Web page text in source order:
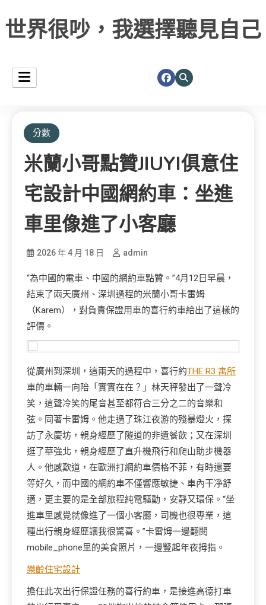
世界很吵，我選擇聽見自己
分數
米蘭小哥點贊JIUYI俱意住
宅設計中國網約車：坐進
車里像進了小客廳
2026 年 4 月 18 日 admin
“為中國的電車、中國的網約車點贊。”4月12日早晨，
結束了兩天廣州、深圳過程的米蘭小哥卡雷姆
（Karem），對負責保證用車的喜行約車給出了這樣的
評價。
從廣州到深圳，這兩天的過程中，喜行約THE R3 寓所
車的車輛一向陪「實實在在？」林天秤發出了一聲冷
笑，這聲冷笑的尾音甚至都符合三分之二的音樂和
弦。同著卡雷姆。他走過了珠江夜游的殘暴燈火，探
訪了永慶坊，親身經歷了隧道的非遺餐飲；又在深圳
逛了華強北，親身經歷了直升機飛行和爬山助步機器
人。他感歎道，在歐洲打網約車價格不菲，有時還要
等好久，而中國的網約車不僅響應敏捷、車內干凈舒
適，更主要的是全部旅程純電驅動，安靜又環保。“坐
進車里感覺就像進了一個小客廳，司機也很專業，這
種出行親身經歷讓我很驚喜。”卡雷姆一邊翻閱
mobile_phone里的美食照片，一邊豎起年夜拇指。
樂齡住宅設計
擔任此次出行保證任務的喜行約車，是接進高德打車